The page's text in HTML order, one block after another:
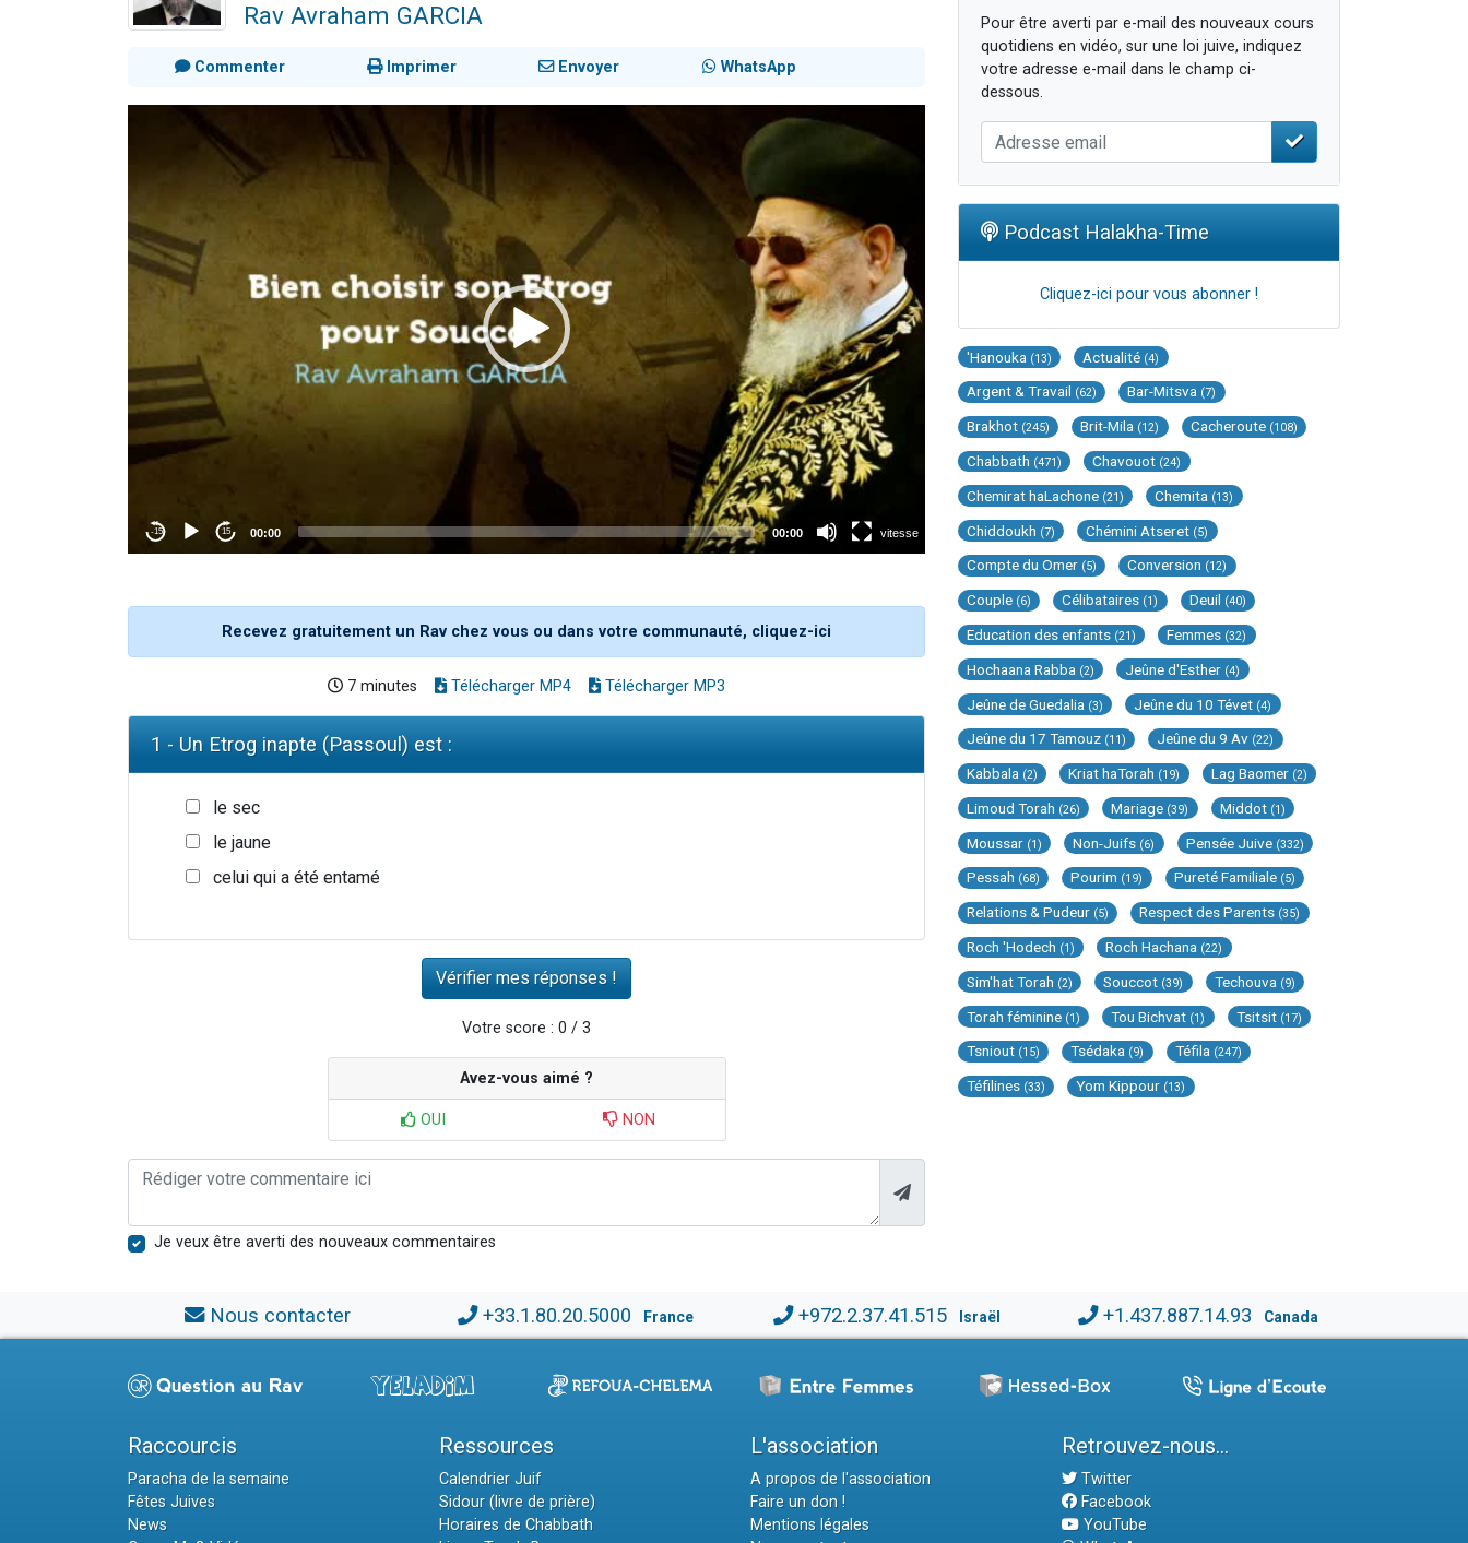
Rav Avraham GARCIA
Commenter Imprimer Envoyer WhatsApp
Recevez gratuitement un Rav chez vous ou dans votre communauté, cliquez-ici
7 minutes Télécharger MP4 Télécharger MP3
1 - Un Etrog inapte (Passoul) est :
le sec
le jaune
celui qui a été entamé
Votre score : 0 / 3
Avez-vous aimé ?
OUI NON
Je veux être averti des nouveaux commentaires
Pour être averti par e-mail des nouveaux cours
quotidiens en vidéo, sur une loi juive, indiquez
votre adresse e-mail dans le champ ci-
dessous.
Podcast Halakha-Time
Cliquez-ici pour vous abonner !
'Hanouka (13) Actualité (4)
Argent & Travail (62) Bar-Mitsva (7)
Brakhot (245) Brit-Mila (12) Cacheroute (108)
Chabbath (471) Chavouot (24)
Chemirat haLachone (21) Chemita (13)
Chiddoukh (7) Chémini Atseret (5)
Compte du Omer (5) Conversion (12)
Couple (6) Célibataires (1) Deuil (40)
Education des enfants (21) Femmes (32)
Hochaana Rabba (2) Jeûne d'Esther (4)
Jeûne de Guedalia (3) Jeûne du 10 Tévet (4)
Jeûne du 17 Tamouz (11) Jeûne du 9 Av (22)
Kabbala (2) Kriat haTorah (19) Lag Baomer (2)
Limoud Torah (26) Mariage (39) Middot (1)
Moussar (1) Non-Juifs (6) Pensée Juive (332)
Pessah (68) Pourim (19) Pureté Familiale (5)
Relations & Pudeur (5) Respect des Parents (35)
Roch 'Hodech (1) Roch Hachana (22)
Sim'hat Torah (2) Souccot (39) Techouva (9)
Torah féminine (1) Tou Bichvat (1) Tsitsit (17)
Tsniout (15) Tsédaka (9) Téfila (247)
Téfilines (33) Yom Kippour (13)
Nous contacter +33.1.80.20.5000 France +972.2.37.41.515 Israël +1.437.887.14.93 Canada
Raccourcis
Paracha de la semaine
Fêtes Juives
News
Ressources
Calendrier Juif
Sidour (livre de prière)
Horaires de Chabbath
L'association
A propos de l'association
Faire un don !
Mentions légales
Retrouvez-nous...
Twitter
Facebook
YouTube